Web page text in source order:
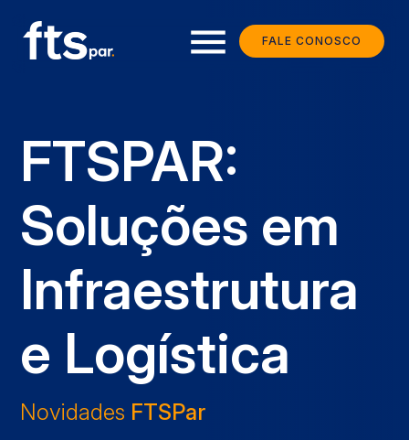
FALE CONOSCO
menu
FTSPAR:
Soluções em
Infraestrutura
e Logística
Novidades FTSPar